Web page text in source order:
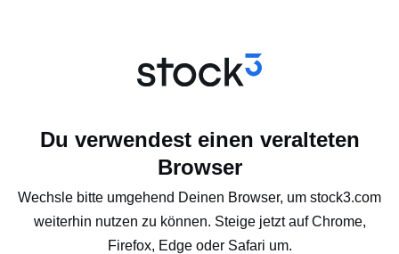
Du verwendest einen veralteten
Browser
Wechsle bitte umgehend Deinen Browser, um stock3.com
weiterhin nutzen zu können. Steige jetzt auf Chrome,
Firefox, Edge oder Safari um.